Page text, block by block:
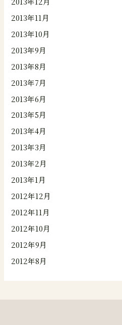
2013年11月
2013年10月
2013年9月
2013年8月
2013年7月
2013年6月
2013年5月
2013年4月
2013年3月
2013年2月
2013年1月
2012年12月
2012年11月
2012年10月
2012年9月
2012年8月